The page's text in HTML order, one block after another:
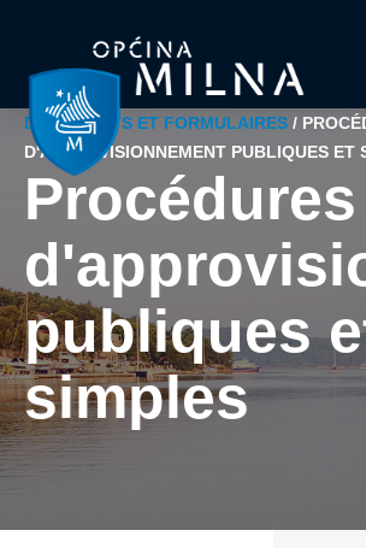
DOCUMENTS ET FORMULAIRES /
D'APPROVISIONNEMENT PUBLIQUES ET
Procédures
publiques
simples